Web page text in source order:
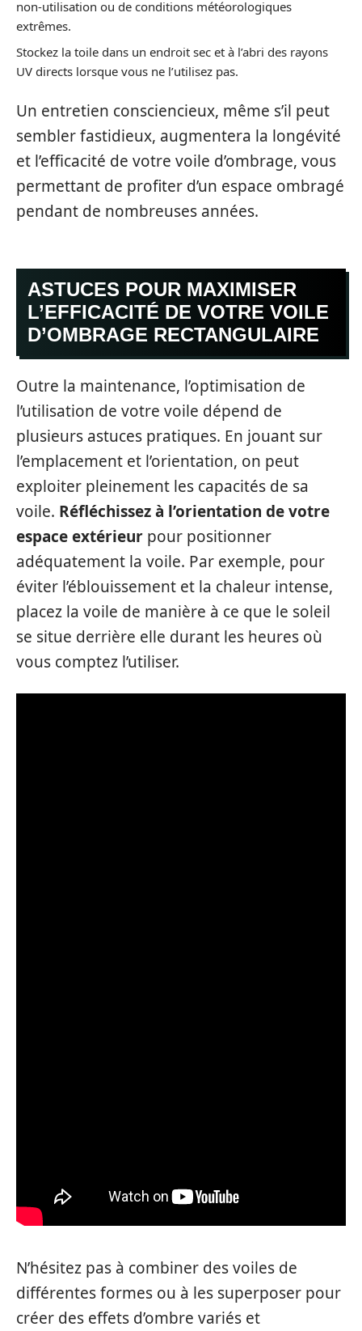
non-utilisation ou de conditions météorologiques
extrêmes.
Stockez la toile dans un endroit sec et à l’abri des rayons
UV directs lorsque vous ne l’utilisez pas.
Un entretien consciencieux, même s’il peut
sembler fastidieux, augmentera la longévité
et l’efficacité de votre voile d’ombrage, vous
permettant de profiter d’un espace ombragé
pendant de nombreuses années.
ASTUCES POUR MAXIMISER
L’EFFICACITÉ DE VOTRE VOILE
D’OMBRAGE RECTANGULAIRE
Outre la maintenance, l’optimisation de
l’utilisation de votre voile dépend de
plusieurs astuces pratiques. En jouant sur
l’emplacement et l’orientation, on peut
exploiter pleinement les capacités de sa
voile. Réfléchissez à l’orientation de votre
espace extérieur pour positionner
adéquatement la voile. Par exemple, pour
éviter l’éblouissement et la chaleur intense,
placez la voile de manière à ce que le soleil
se situe derrière elle durant les heures où
vous comptez l’utiliser.
N’hésitez pas à combiner des voiles de
différentes formes ou à les superposer pour
créer des effets d’ombre variés et